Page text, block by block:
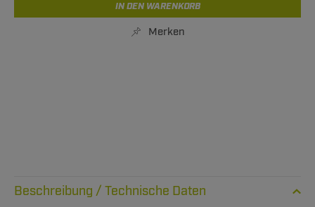
IN DEN WARENKORB
Merken
Technische Daten